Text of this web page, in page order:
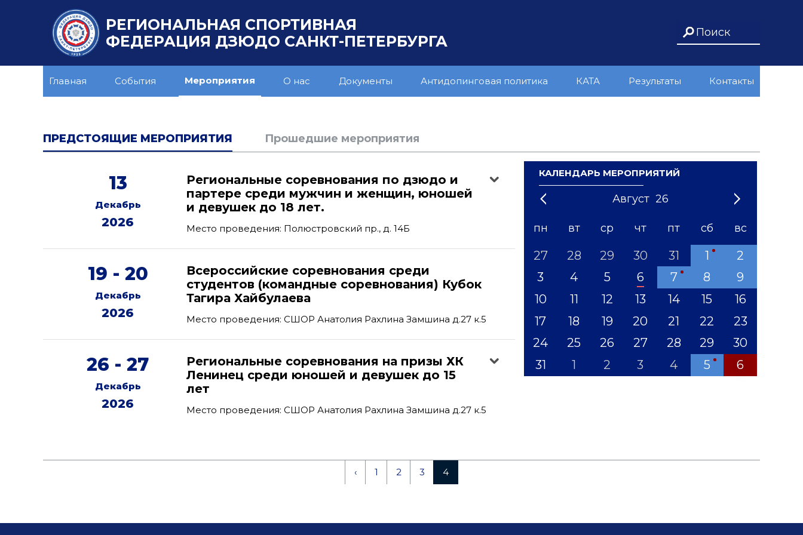
РЕГИОНАЛЬНАЯ СПОРТИВНАЯ
ФЕДЕРАЦИЯ ДЗЮДО САНКТ-ПЕТЕРБУРГА
Главная События Мероприятия О нас Документы Антидопинговая политика КАТА Результаты Контакты
ПРЕДСТОЯЩИЕ МЕРОПРИЯТИЯ Прошедшие мероприятия
13
Декабрь
2026
Региональные соревнования по дзюдо и
партере среди мужчин и женщин, юношей
и девушек до 18 лет.
Место проведения: Полюстровский пр., д. 14Б
19 - 20
Декабрь
2026
Всероссийские соревнования среди
студентов (командные соревнования) Кубок
Тагира Хайбулаева
Место проведения: СШОР Анатолия Рахлина Замшина д.27 к.5
26 - 27
Декабрь
2026
Региональные соревнования на призы ХК
Ленинец среди юношей и девушек до 15
лет
Место проведения: СШОР Анатолия Рахлина Замшина д.27 к.5
КАЛЕНДАРЬ МЕРОПРИЯТИЙ
Август 26
1 3 5 8 10 12
'21 '23 '24 '25 '26 '27 '28 '29 '31
пн вт ср чт пт сб вс
27 28 29 30 31 1
2
3
4 5 6 7 8
9
10
11 12 13 14 15
16
17
18 19 20 21 22
23
24
25 26 27 28 29
30
31
1 2 3 4 5 6
‹ 1 2 3 4